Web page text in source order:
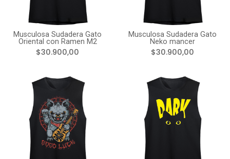
Musculosa Sudadera Gato
Oriental con Ramen M2
$30.900,00
Musculosa Sudadera Gato
Neko mancer
$30.900,00